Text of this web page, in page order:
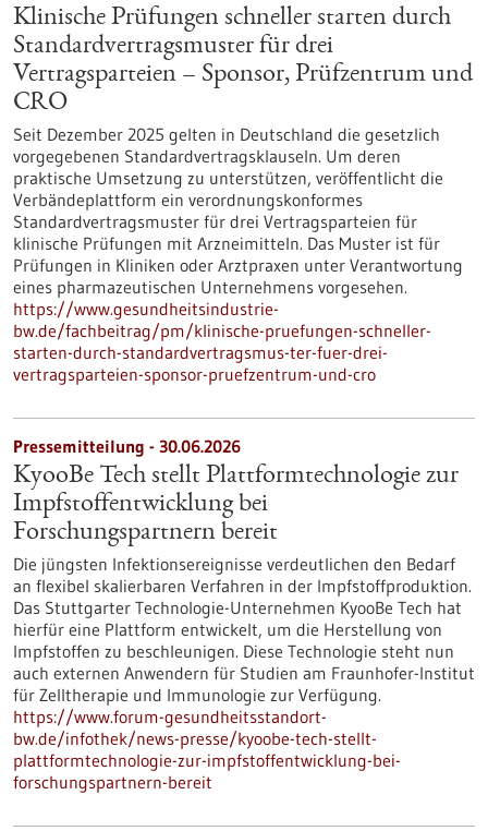
Klinische Prüfungen schneller starten durch
Standardvertragsmuster für drei
Vertragsparteien – Sponsor, Prüfzentrum und
CRO
Seit Dezember 2025 gelten in Deutschland die gesetzlich
vorgegebenen Standardvertragsklauseln. Um deren
praktische Umsetzung zu unterstützen, veröffentlicht die
Verbändeplattform ein verordnungskonformes
Standardvertragsmuster für drei Vertragsparteien für
klinische Prüfungen mit Arzneimitteln. Das Muster ist für
Prüfungen in Kliniken oder Arztpraxen unter Verantwortung
eines pharmazeutischen Unternehmens vorgesehen.
https://www.gesundheitsindustrie-
bw.de/fachbeitrag/pm/klinische-pruefungen-schneller-
starten-durch-standardvertragsmus-ter-fuer-drei-
vertragsparteien-sponsor-pruefzentrum-und-cro
Pressemitteilung - 30.06.2026
KyooBe Tech stellt Plattformtechnologie zur
Impfstoffentwicklung bei
Forschungspartnern bereit
Die jüngsten Infektionsereignisse verdeutlichen den Bedarf
an flexibel skalierbaren Verfahren in der Impfstoffproduktion.
Das Stuttgarter Technologie-Unternehmen KyooBe Tech hat
hierfür eine Plattform entwickelt, um die Herstellung von
Impfstoffen zu beschleunigen. Diese Technologie steht nun
auch externen Anwendern für Studien am Fraunhofer-Institut
für Zelltherapie und Immunologie zur Verfügung.
https://www.forum-gesundheitsstandort-
bw.de/infothek/news-presse/kyoobe-tech-stellt-
plattformtechnologie-zur-impfstoffentwicklung-bei-
forschungspartnern-bereit